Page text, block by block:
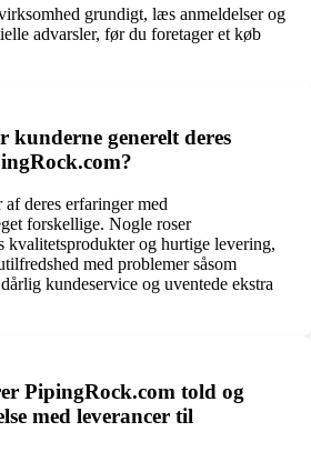
grundigt, læs anmeldelser og
advarsler, før du foretager et køb
generelt deres
deres erfaringer med
forskellige. Nogle roser
kvalitetsprodukter og hurtige levering,
med problemer såsom
kundeservice og uventede ekstra
PipingRock.com told og
med leverancer til